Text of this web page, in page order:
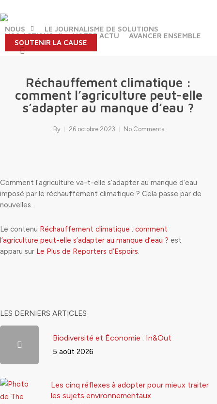
to
main
content
NOUS
LE JOURNALISME DE SOLUTIONS
NOS ACTIONS
NOTRE ACTU
AVANCER ENSEMBLE
SOUTENIR LA CAUSE
search
Réchauffement climatique :
comment l’agriculture peut-elle
s’adapter au manque d’eau ?
By 26 octobre 2023 No Comments
Comment l’agriculture va-t-elle s’adapter au manque d’eau
imposé par le réchauffement climatique ? Cela passe par de
nouvelles…
Le contenu Réchauffement climatique : comment
l’agriculture peut-elle s’adapter au manque d’eau ? est
apparu sur Le Plus de Reporters d’Espoirs.
LES DERNIERS ARTICLES
Biodiversité et Économie : In&Out
5 août 2026
Les cinq réflexes à adopter pour mieux traiter
les sujets environnementaux